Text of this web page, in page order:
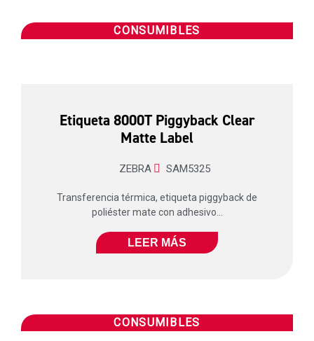
CONSUMIBLES
Etiqueta 8000T Piggyback Clear
Matte Label
ZEBRA SAM5325
Transferencia térmica, etiqueta piggyback de
poliéster mate con adhesivo...
LEER MÁS
CONSUMIBLES